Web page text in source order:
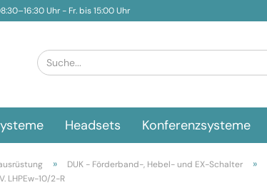
Uhr - Fr. bis 15:00 Uhr
Headsets Konferenzsysteme
» DUK - Förderband-, Hebel- und EX-Schalter »
LHPEw-10/2-R